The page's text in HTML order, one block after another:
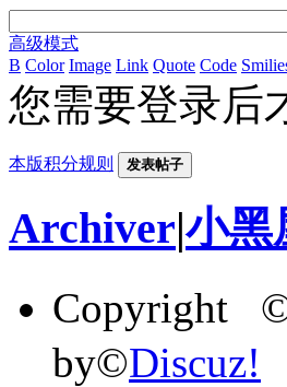
高级模式
B Color Image Link Quote Code
您需要登录后
本版积分规则 发表帖子
Archiver|小黑
Copyright
by©Discuz!